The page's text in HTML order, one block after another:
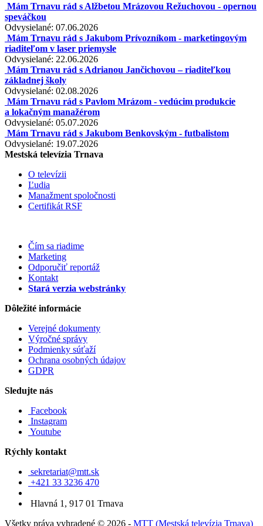
Mám Trnavu rád s Alžbetou Mrázovou Režuchovou - opernou
speváčkou
Odvysielané: 07.06.2026
Mám Trnavu rád s Jakubom Prívozníkom - marketingovým
riaditeľom v laser priemysle
Odvysielané: 22.06.2026
Mám Trnavu rád s Adrianou Jančichovou – riaditeľkou
základnej školy
Odvysielané: 02.08.2026
Mám Trnavu rád s Pavlom Mrázom - vedúcim produkcie
a lokačným manažérom
Odvysielané: 05.07.2026
Mám Trnavu rád s Jakubom Benkovským - futbalistom
Odvysielané: 19.07.2026
Mestská televízia Trnava
O televízii
Ľudia
Manažment spoločnosti
Certifikát RSF
Čím sa riadime
Marketing
Odporučiť reportáž
Kontakt
Stará verzia webstránky
Dôležité informácie
Verejné dokumenty
Výročné správy
Podmienky súťaží
Ochrana osobných údajov
GDPR
Sledujte nás
Facebook
Instagram
Youtube
Rýchly kontakt
sekretariat@mtt.sk
+421 33 3236 470
Hlavná 1, 917 01 Trnava
Všetky práva vyhradené © 2026 - MTT (Mestská televízia Trnava)